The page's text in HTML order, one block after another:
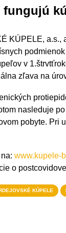
fungujú
KÚPELE, a.s.,
v
zľava na
nasleduje
pobyte. Pri
www.kupele-
o
KÚPELE